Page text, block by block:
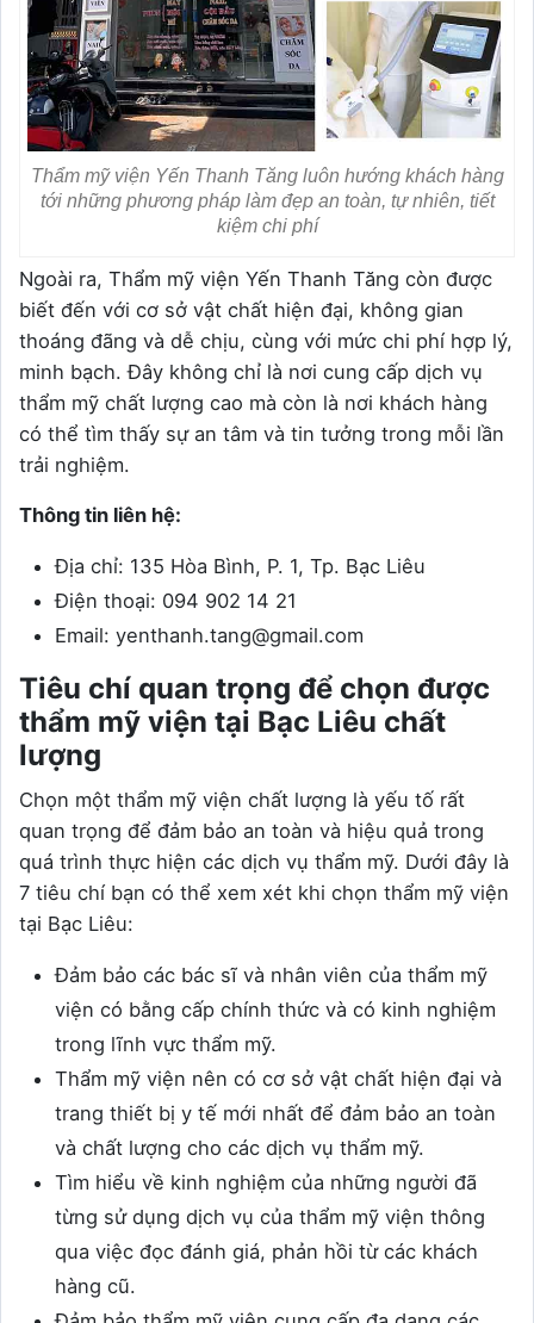
Thẩm mỹ viện Yến Thanh Tăng luôn hướng khách hàng
tới những phương pháp làm đẹp an toàn, tự nhiên, tiết
kiệm chi phí
Ngoài ra, Thẩm mỹ viện Yến Thanh Tăng còn được
biết đến với cơ sở vật chất hiện đại, không gian
thoáng đãng và dễ chịu, cùng với mức chi phí hợp lý,
minh bạch. Đây không chỉ là nơi cung cấp dịch vụ
thẩm mỹ chất lượng cao mà còn là nơi khách hàng
có thể tìm thấy sự an tâm và tin tưởng trong mỗi lần
trải nghiệm.
Thông tin liên hệ:
Địa chỉ: 135 Hòa Bình, P. 1, Tp. Bạc Liêu
Điện thoại: 094 902 14 21
Email: yenthanh.tang@gmail.com
Tiêu chí quan trọng để chọn được
thẩm mỹ viện tại Bạc Liêu chất
lượng
Chọn một thẩm mỹ viện chất lượng là yếu tố rất
quan trọng để đảm bảo an toàn và hiệu quả trong
quá trình thực hiện các dịch vụ thẩm mỹ. Dưới đây là
7 tiêu chí bạn có thể xem xét khi chọn thẩm mỹ viện
tại Bạc Liêu:
Đảm bảo các bác sĩ và nhân viên của thẩm mỹ
viện có bằng cấp chính thức và có kinh nghiệm
trong lĩnh vực thẩm mỹ.
Thẩm mỹ viện nên có cơ sở vật chất hiện đại và
trang thiết bị y tế mới nhất để đảm bảo an toàn
và chất lượng cho các dịch vụ thẩm mỹ.
Tìm hiểu về kinh nghiệm của những người đã
từng sử dụng dịch vụ của thẩm mỹ viện thông
qua việc đọc đánh giá, phản hồi từ các khách
hàng cũ.